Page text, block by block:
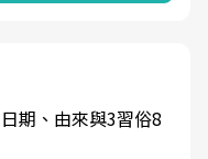
期、由來與3習俗8